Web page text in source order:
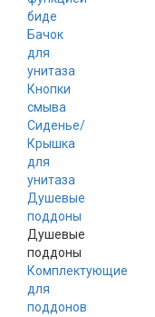
биде
Бачок
для
унитаза
Кнопки
смыва
Сиденье/
Крышка
для
унитаза
Душевые
поддоны
Душевые
поддоны
Комплектующие
для
поддонов